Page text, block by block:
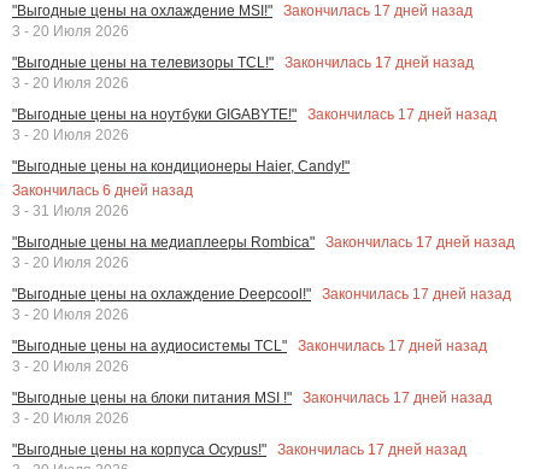
"Выгодные цены на охлаждение MSI!"
Закончилась 17 дней назад
3 - 20 Июля 2026
"Выгодные цены на телевизоры TCL!"
Закончилась 17 дней назад
3 - 20 Июля 2026
"Выгодные цены на ноутбуки GIGABYTE!"
Закончилась 17 дней назад
3 - 20 Июля 2026
"Выгодные цены на кондиционеры Haier, Candy!"
Закончилась 6 дней назад
3 - 31 Июля 2026
"Выгодные цены на медиаплееры Rombica"
Закончилась 17 дней назад
3 - 20 Июля 2026
"Выгодные цены на охлаждение Deepcool!"
Закончилась 17 дней назад
3 - 20 Июля 2026
"Выгодные цены на аудиосистемы TCL"
Закончилась 17 дней назад
3 - 20 Июля 2026
"Выгодные цены на блоки питания MSI !"
Закончилась 17 дней назад
3 - 20 Июля 2026
"Выгодные цены на корпуса Ocypus!"
Закончилась 17 дней назад